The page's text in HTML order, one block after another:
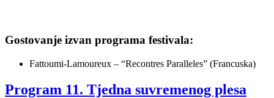
Gostovanje izvan programa festivala:
Fattoumi-Lamoureux – “Recontres Paralleles” (Francuska)
Program 11. Tjedna suvremenog plesa